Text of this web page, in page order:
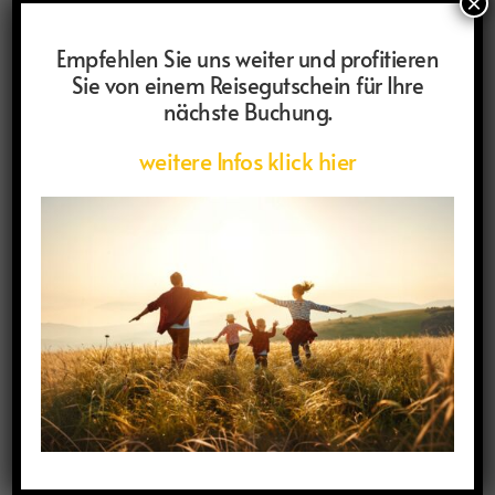
Kunst und Kultur. Bewegung und Stille. Eine Reise für
die Sinne. Eine Reise für den Augenblick.
Aktuell,HP-Paxlounge Tanz und Yoga
Weiterlesen
Empfehlen Sie uns weiter und profitieren
Sie von einem Reisegutschein für Ihre
nächste Buchung.
weitere Infos klick hier